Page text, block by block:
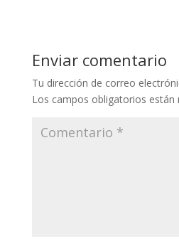
Enviar comentario
Tu dirección de correo
Los campos obligatorios están